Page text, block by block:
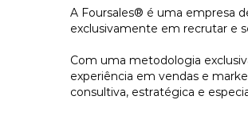
A Foursales® é uma empresa
exclusivamente em recrutar e
Com uma metodologia
experiência em vendas e
consultiva, estratégica e